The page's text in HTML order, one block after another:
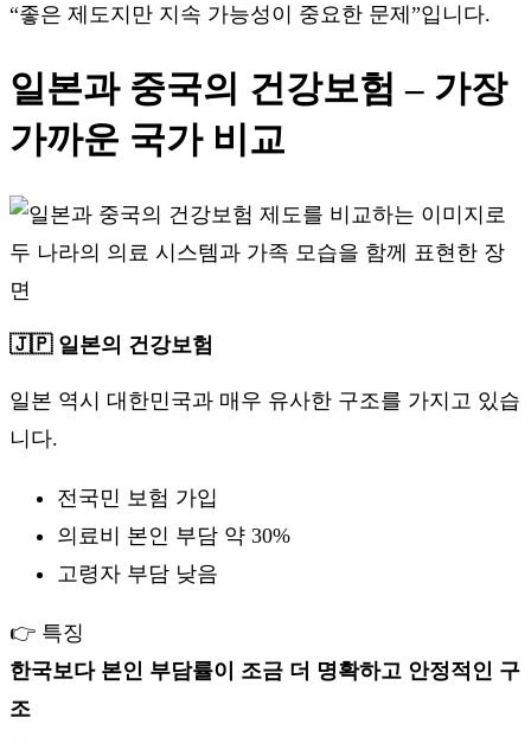
“좋은 제도지만 지속 가능성이 중요한 문제”입니다.
일본과 중국의 건강보험 – 가장
가까운 국가 비교
🇯🇵 일본의 건강보험
일본 역시 대한민국과 매우 유사한 구조를 가지고 있습
니다.
전국민 보험 가입
의료비 본인 부담 약 30%
고령자 부담 낮음
👉 특징
한국보다 본인 부담률이 조금 더 명확하고 안정적인 구
조